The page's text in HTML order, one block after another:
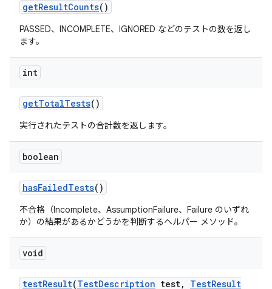
getResultCounts()
PASSED、INCOMPLETE、IGNORED などのテストの数を返し
ます。
int
getTotalTests()
実行されたテストの合計数を返します。
boolean
hasFailedTests()
不合格（Incomplete、AssumptionFailure、Failure のいずれ
か）の結果があるかどうかを判断するヘルパー メソッド。
void
testResult(TestDescription test, TestResult